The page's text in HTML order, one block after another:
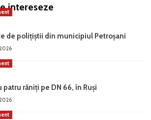
intereseze
de polițiștii din municipiul Petroșani
răniți pe DN 66, în Ruși